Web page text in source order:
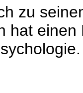
zu
hat